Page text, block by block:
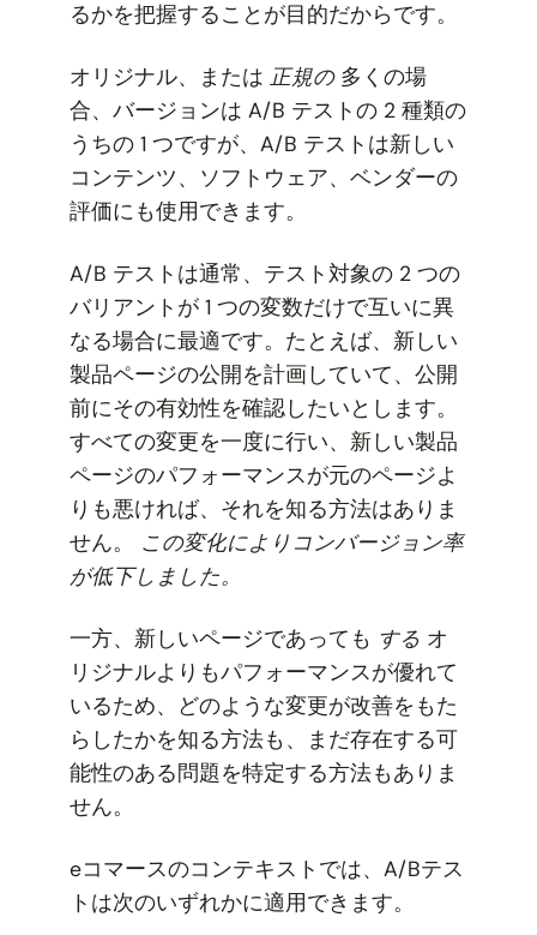
るかを把握することが目的だからです。
オリジナル、または 正規の 多くの場
合、バージョンは A/B テストの 2 種類の
うちの 1 つですが、A/B テストは新しい
コンテンツ、ソフトウェア、ベンダーの
評価にも使用できます。
A/B テストは通常、テスト対象の 2 つの
バリアントが 1 つの変数だけで互いに異
なる場合に最適です。たとえば、新しい
製品ページの公開を計画していて、公開
前にその有効性を確認したいとします。
すべての変更を一度に行い、新しい製品
ページのパフォーマンスが元のページよ
りも悪ければ、それを知る方法はありま
せん。 この変化によりコンバージョン率
が低下しました。
一方、新しいページであっても する オ
リジナルよりもパフォーマンスが優れて
いるため、どのような変更が改善をもた
らしたかを知る方法も、まだ存在する可
能性のある問題を特定する方法もありま
せん。
eコマースのコンテキストでは、A/Bテス
トは次のいずれかに適用できます。